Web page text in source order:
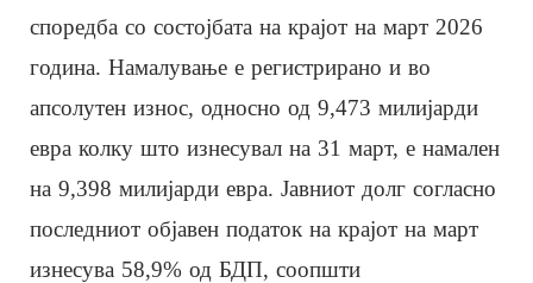
споредба со состојбата на крајот на март 2026
година. Намалување е регистрирано и во
апсолутен износ, односно од 9,473 милијарди
евра колку што изнесувал на 31 март, е намален
на 9,398 милијарди евра. Јавниот долг согласно
последниот објавен податок на крајот на март
изнесува 58,9% од БДП, соопшти